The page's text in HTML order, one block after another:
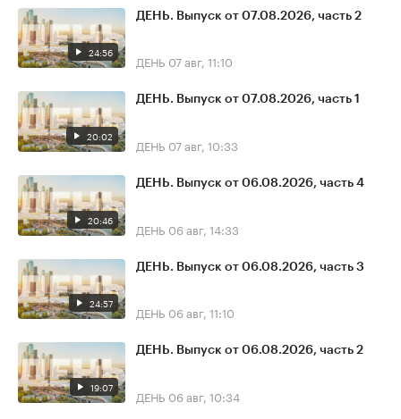
24:56
ДЕНЬ. Выпуск от 07.08.2026, часть 2
ДЕНЬ 07 авг, 11:10
20:02
ДЕНЬ. Выпуск от 07.08.2026, часть 1
ДЕНЬ 07 авг, 10:33
20:46
ДЕНЬ. Выпуск от 06.08.2026, часть 4
ДЕНЬ 06 авг, 14:33
24:57
ДЕНЬ. Выпуск от 06.08.2026, часть 3
ДЕНЬ 06 авг, 11:10
19:07
ДЕНЬ. Выпуск от 06.08.2026, часть 2
ДЕНЬ 06 авг, 10:34